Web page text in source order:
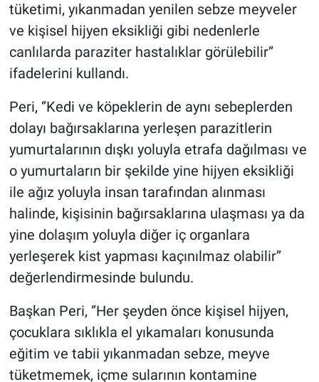
tüketimi, yıkanmadan yenilen sebze meyveler
ve kişisel hijyen eksikliği gibi nedenlerle
canlılarda paraziter hastalıklar görülebilir’’
ifadelerini kullandı.
Peri, ‘’Kedi ve köpeklerin de aynı sebeplerden
dolayı bağırsaklarına yerleşen parazitlerin
yumurtalarının dışkı yoluyla etrafa dağılması ve
o yumurtaların bir şekilde yine hijyen eksikliği
ile ağız yoluyla insan tarafından alınması
halinde, kişisinin bağırsaklarına ulaşması ya da
yine dolaşım yoluyla diğer iç organlara
yerleşerek kist yapması kaçınılmaz olabilir’’
değerlendirmesinde bulundu.
Başkan Peri, ‘’Her şeyden önce kişisel hijyen,
çocuklara sıklıkla el yıkamaları konusunda
eğitim ve tabii yıkanmadan sebze, meyve
tüketmemek, içme sularının kontamine